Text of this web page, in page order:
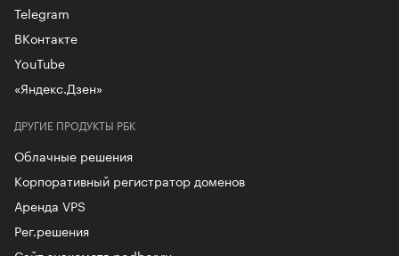
ДРУГИЕ ПРОДУКТЫ РБК
Облачные решения
Корпоративный регистратор доменов
Аренда VPS
Рег.решения
Telegram
ВКонтакте
YouTube
«Яндекс.Дзен»